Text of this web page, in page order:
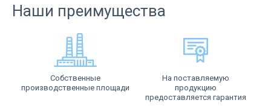
Наши преимущества
Собственные
производственные площади
На поставляемую
продукцию
предоставляется гарантия